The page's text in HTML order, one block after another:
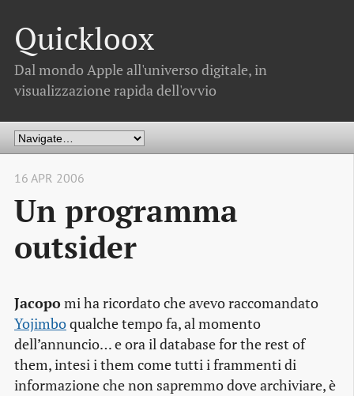
Quickloox
Dal mondo Apple all'universo digitale, in
visualizzazione rapida dell'ovvio
16 APR 2006
Un programma
outsider
Jacopomi ha ricordato che avevo raccomandato
Yojimboqualche tempo fa, al momento
dell’annuncio… e ora il database for the rest of
them, intesi i them come tutti i frammenti di
informazione che non sapremmo dove archiviare, è